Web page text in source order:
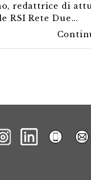
redattrice di
RSI Rete Due...